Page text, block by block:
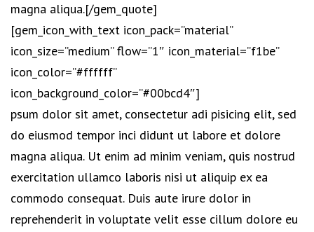
magna aliqua.[/gem_quote]
[gem_icon_with_text icon_pack=”material”
icon_size=”medium” flow=”1″ icon_material=”f1be”
icon_color=”#ffffff”
icon_background_color=”#00bcd4″]
psum dolor sit amet, consectetur adi pisicing elit, sed
do eiusmod tempor inci didunt ut labore et dolore
magna aliqua. Ut enim ad minim veniam, quis nostrud
exercitation ullamco laboris nisi ut aliquip ex ea
commodo consequat. Duis aute irure dolor in
reprehenderit in voluptate velit esse cillum dolore eu